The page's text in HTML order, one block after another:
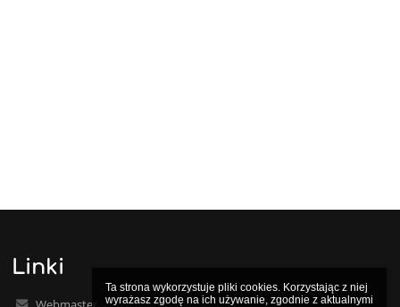
Ta strona wykorzystuje pliki cookies. Korzystając z niej
wyrażasz zgodę na ich używanie, zgodnie z aktualnymi
Linki